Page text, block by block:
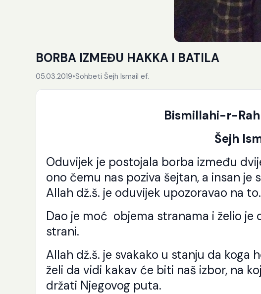
BORBA IZMEĐU HAKKA I BATILA
05.03.2019•Sohbeti Šejh Ismail ef.
Bismillahi-r-
Šejh
Oduvijek je postojala borba između
ono čemu nas poziva šejtan, a insan
Allah dž.š. je oduvijek upozoravao na to.
Dao je moć objema stranama i želio je
strani.
Allah dž.š. je svakako u stanju da koga
želi da vidi kakav će biti naš izbor, na
držati Njegovog puta.